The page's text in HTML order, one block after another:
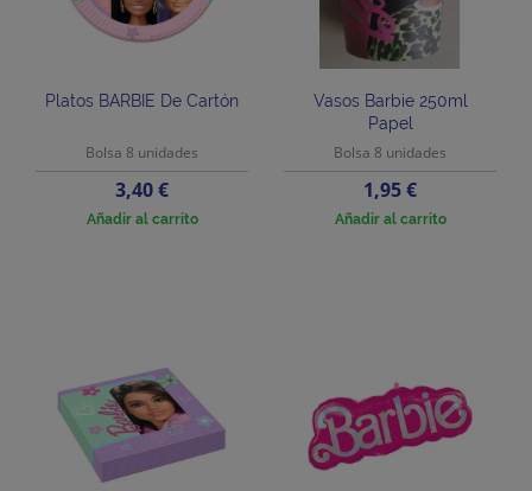
Platos BARBIE De Cartón
Bolsa 8 unidades
Precio
3,40 €
Añadir al carrito
Vasos Barbie 250ml
Papel
Bolsa 8 unidades
Precio
1,95 €
Añadir al carrito